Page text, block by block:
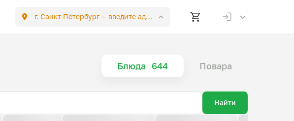
г. Санкт-Петербург —введите адрес
Блюда 644 Повара
Найти